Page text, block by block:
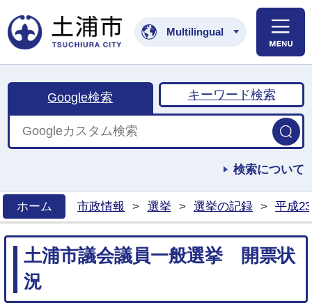
土浦市公式ホームペ
Multilingual
Google検索 キーワード検索
検索について
ホーム
市政情報 > 選挙 > 選挙の記録 > 平成
土浦市議会議員一般選挙 開票状
況